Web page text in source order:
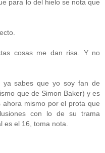
para lo del hielo se nota que
cosas me dan risa. Y no
ya sabes que yo soy fan de
que de Simon Baker) y es
mismo por el prota que
con lo de su trama
es el 16, toma nota.